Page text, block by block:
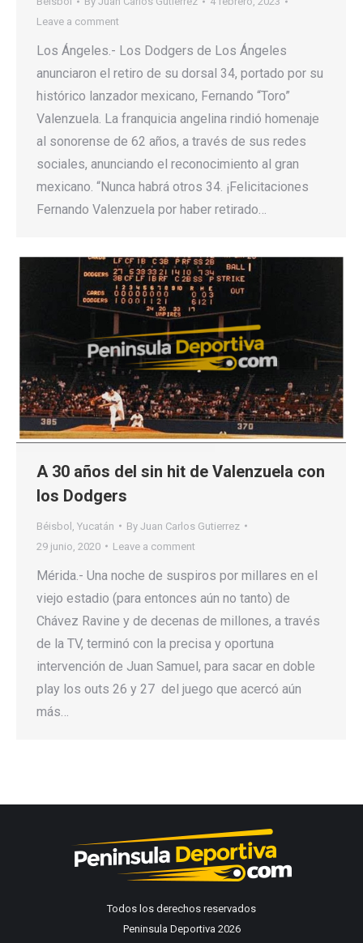
Leave a comment
Los Ángeles.- Los Dodgers de Los Ángeles
anunciaron el retiro de su dorsal 34, portado por su
histórico lanzador mexicano, Fernando “Toro”
Valenzuela. La franquicia angelina rindió homenaje
al sonorense de 62 años, a través de sus redes
sociales, anunciando el reconocimiento al gran
mexicano. “Nunca habrá otros 34. ¡Felicitaciones
Fernando Valenzuela por haber retirado…
A 30 años del sin hit de Valenzuela con
los Dodgers
Béisbol Yucatán By Juan Carlos Gutierrez
29 junio, 2020
Leave a comment
Mérida.- Una noche de suspiros por millares en el
viejo estadio (para entonces aún no tanto) de
Chávez Ravine y de decenas de millones, a través
de la TV, terminó con la precisa y oportuna
intervención de Juan Samuel, para sacar en doble
play los outs 26 y 27 del juego que acercó aún
más…
Todos los derechos reservados
Peninsula Deportiva 2026